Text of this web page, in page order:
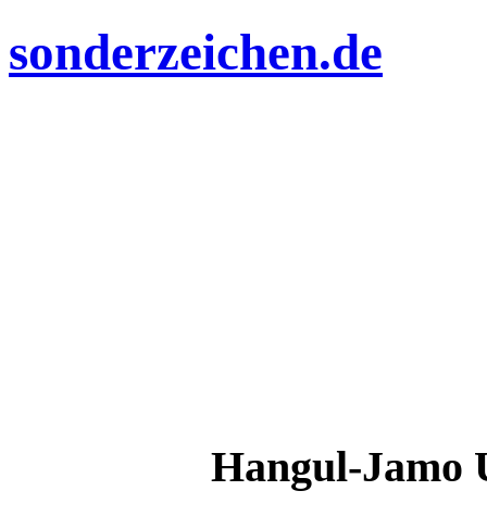
sonderzeichen.de
Hangul-Jamo